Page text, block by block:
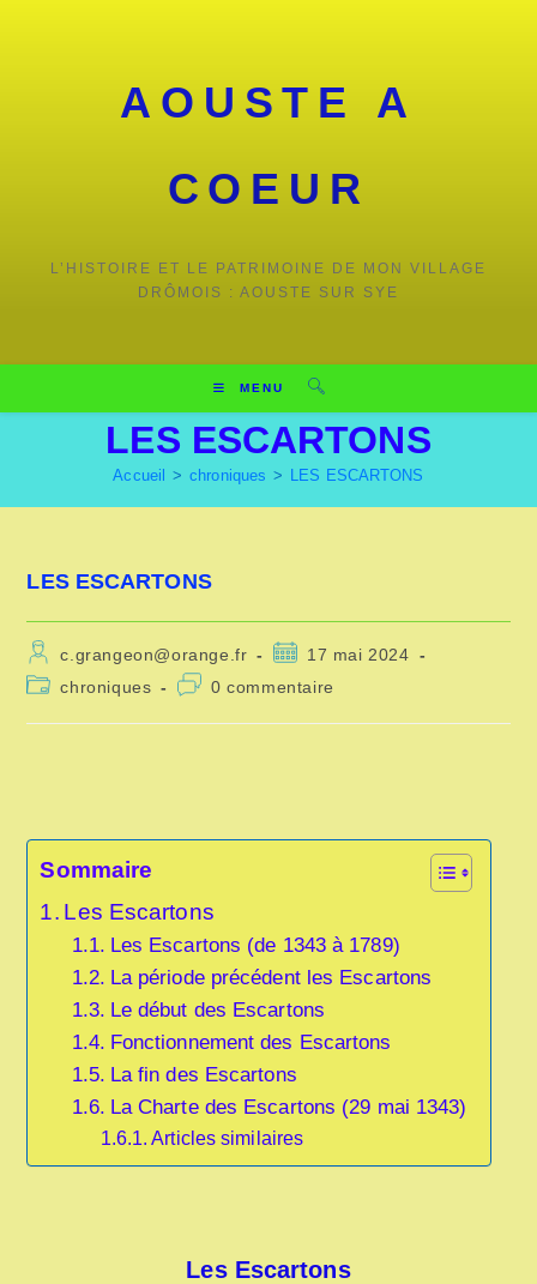
AOUSTE A
COEUR
L’HISTOIRE ET LE PATRIMOINE DE MON VILLAGE
DRÔMOIS : AOUSTE SUR SYE
MENU
LES ESCARTONS
Accueil > chroniques > LES ESCARTONS
LES ESCARTONS
Auteur/autrice
de
la
c.grangeon@orange.fr
Publication
17 mai 2024
Postchroniques
Commentaires
la
0 commentaire
Sommaire
Les Escartons
Les Escartons (de 1343 à 1789)
La période précédent les Escartons
Le début des Escartons
Fonctionnement des Escartons
La fin des Escartons
La Charte des Escartons (29 mai 1343)
Articles similaires
Les Escartons